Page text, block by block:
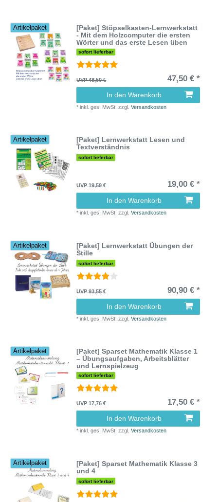
Artikelpaket
[Paket] Stöpselkasten-Lernwerkstatt
- Mit dem Holzcomputer die ersten
Wörter und das erste Lesen üben
sofort lieferbar
UVP 48,50 € 47,50 € *
In den Warenkorb
*inkl. ges. MwSt. zzgl.Versandkosten
Artikelpaket
[Paket] Lernwerkstatt Lesen und
Textverständnis
sofort lieferbar
UVP 19,59 € 19,00 € *
In den Warenkorb
*inkl. ges. MwSt. zzgl.Versandkosten
Artikelpaket
[Paket] Lernwerkstatt Übungen der
Stille
sofort lieferbar
UVP 93,55 € 90,90 € *
In den Warenkorb
*inkl. ges. MwSt. zzgl.Versandkosten
Artikelpaket
[Paket] Sparset Mathematik Klasse 1
– Übungsaufgaben, Arbeitsblätter
und Lernspielzeug
sofort lieferbar
UVP 17,76 € 17,50 € *
In den Warenkorb
*inkl. ges. MwSt. zzgl.Versandkosten
Artikelpaket
[Paket] Sparset Mathematik Klasse 3
und 4
sofort lieferbar